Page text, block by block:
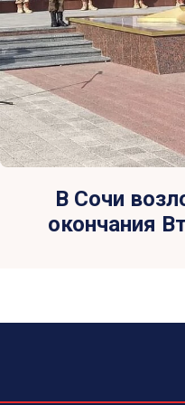
В Сочи
окончания